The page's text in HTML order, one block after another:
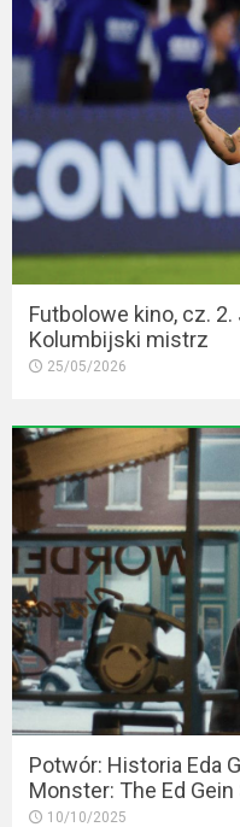
Futbolowe kino, cz.
Kolumbijski mistrz
25/05/2026
Potwór: Historia Eda
Monster: The Ed
10/10/2025